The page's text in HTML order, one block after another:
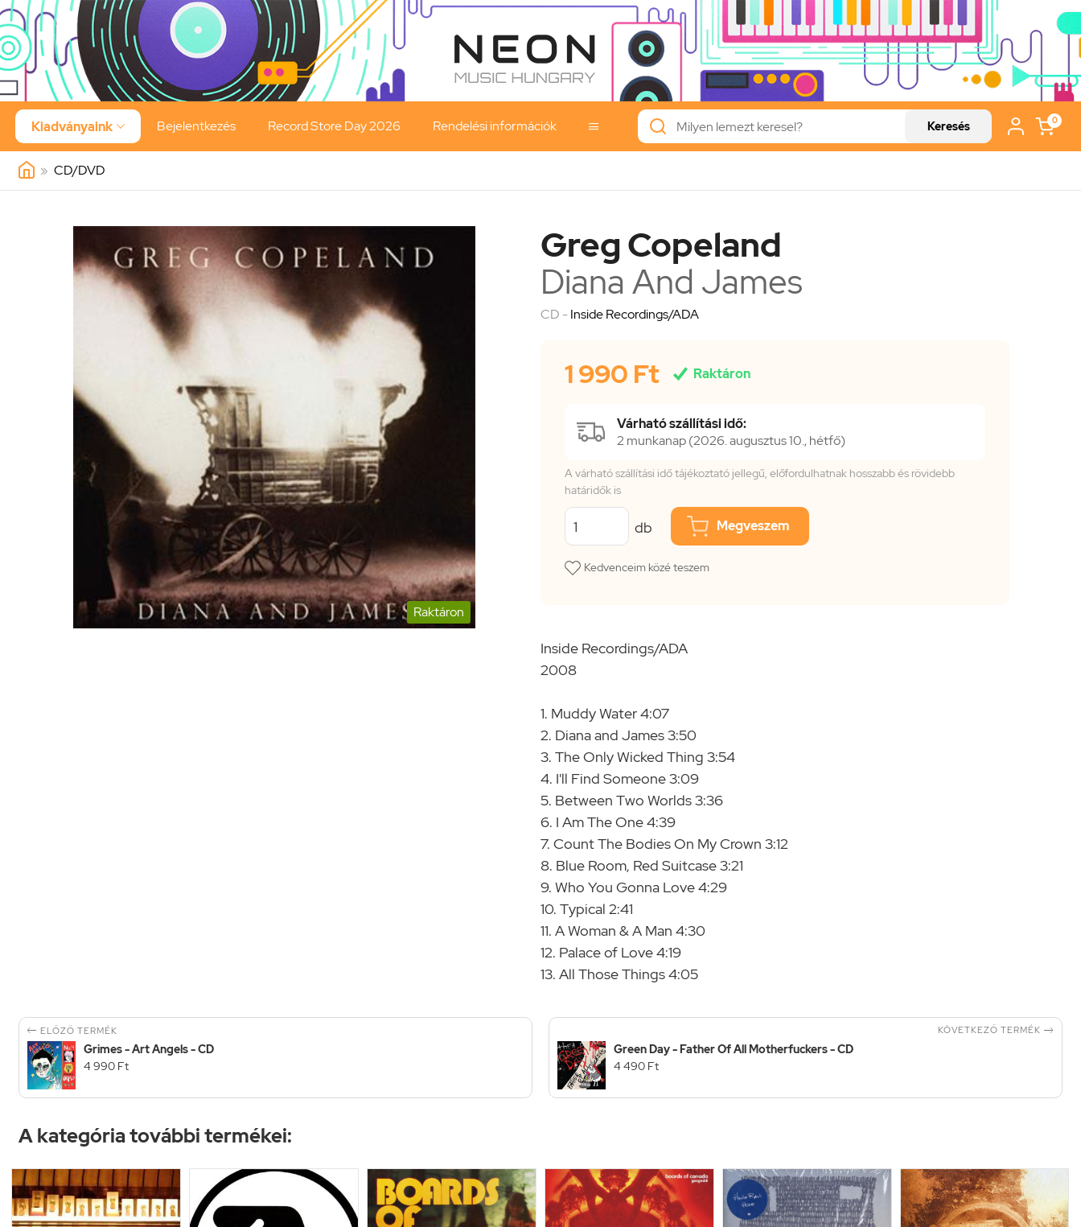
Kiadványaink  Bejelentkezés Record Store Day 2026 Rendelési információk  Keresés 0
» CD/DVD
Raktáron
Greg Copeland
Diana And James
CD -Inside Recordings/ADA
1 990 Ft  Raktáron
Várható szállítási idő:
2 munkanap (2026. augusztus 10., hétfő)
A várható szállítási idő tájékoztató jellegű, előfordulhatnak hosszabb és rövidebb
határidők is
db Megveszem
Kedvenceim közé teszem
Inside Recordings/ADA
2008
1. Muddy Water 4:07
2. Diana and James 3:50
3. The Only Wicked Thing 3:54
4. I'll Find Someone 3:09
5. Between Two Worlds 3:36
6. I Am The One 4:39
7. Count The Bodies On My Crown 3:12
8. Blue Room, Red Suitcase 3:21
9. Who You Gonna Love 4:29
10. Typical 2:41
11. A Woman & A Man 4:30
12. Palace of Love 4:19
13. All Those Things 4:05
 ELŐZŐ TERMÉK
Grimes - Art Angels - CD
4 990 Ft
KÖVETKEZŐ TERMÉK 
Green Day - Father Of All Motherfuckers - CD
4 490 Ft
A kategória további termékei: